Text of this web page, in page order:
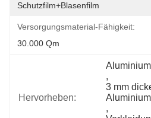
Schutzfilm+Blasenfilm
Versorgungsmaterial-Fähigkeit:
30.000 Qm
Hervorheben:
,
3 mm
,